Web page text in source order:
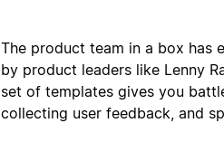
The product team in a box has
by product leaders like Lenny
set of templates gives you
collecting user feedback, and